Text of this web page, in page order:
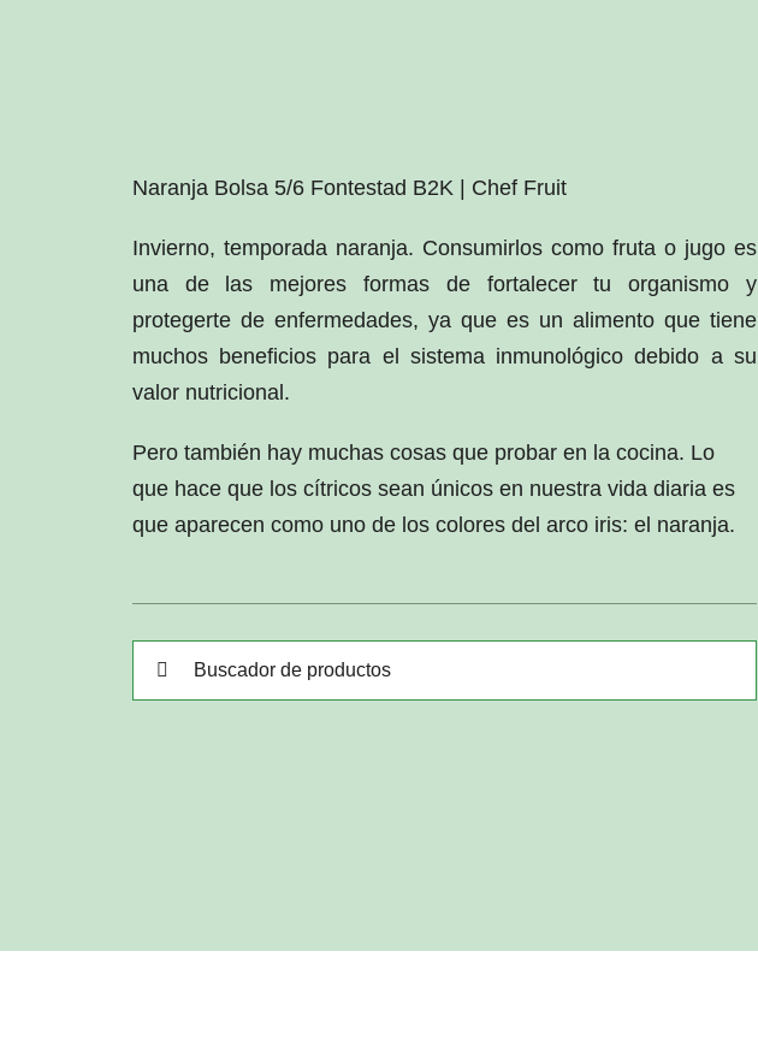
Naranja Bolsa 5/6 Fontestad B2K | Chef Fruit
Invierno, temporada naranja. Consumirlos como fruta o jugo es
una de las mejores formas de fortalecer tu organismo y
protegerte de enfermedades, ya que es un alimento que tiene
muchos beneficios para el sistema inmunológico debido a su
valor nutricional.
Pero también hay muchas cosas que probar en la cocina. Lo
que hace que los cítricos sean únicos en nuestra vida diaria es
que aparecen como uno de los colores del arco iris: el naranja.
Buscar: